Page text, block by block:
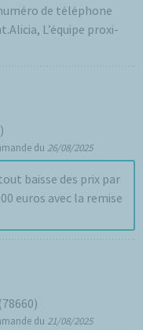
de téléphone
L’équipe proxi-
du 26/08/2025
baisse des prix par
euros avec la remise
du 21/08/2025